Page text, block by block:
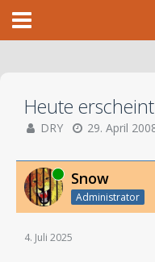
Heute
DRY 29. April
Online Snow
Administrator
4. Juli 2025